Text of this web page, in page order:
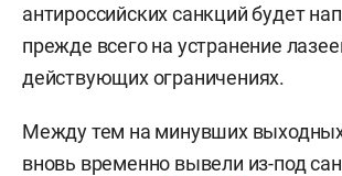
антироссийских санкций будет
прежде всего на устранение
действующих ограничениях.
Между тем на минувших
вновь временно вывели из-под